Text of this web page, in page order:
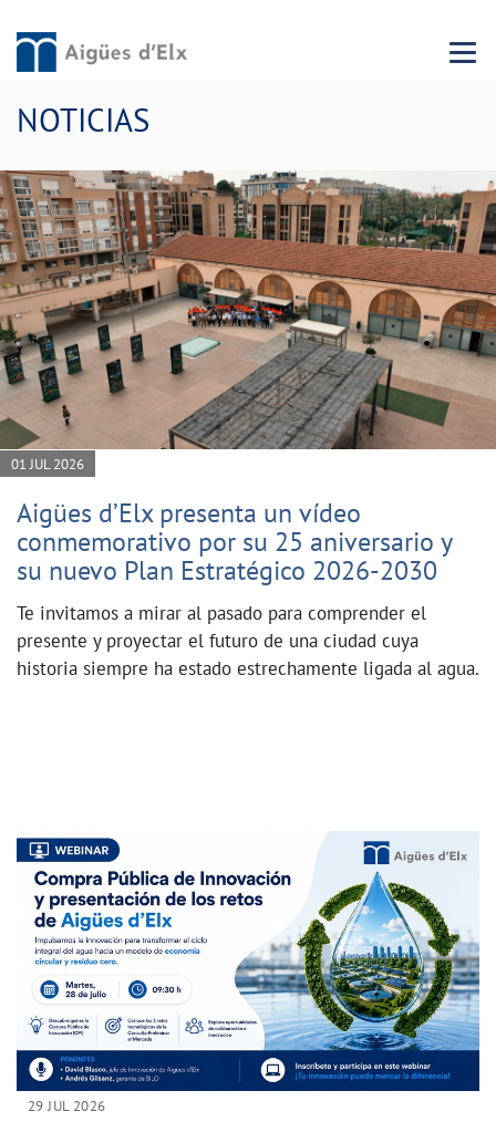
Menu
NOTICIAS
01 JUL 2026
Aigües d’Elx presenta un vídeo
conmemorativo por su 25 aniversario y
su nuevo Plan Estratégico 2026-2030
Te invitamos a mirar al pasado para comprender el
presente y proyectar el futuro de una ciudad cuya
historia siempre ha estado estrechamente ligada al agua.
29 JUL 2026